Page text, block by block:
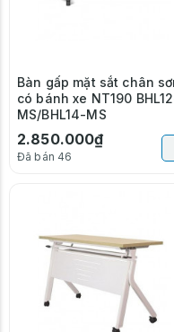
Bàn gấp mặt sắt chân
có bánh xe NT190
MS/BHL14-MS
2.850.000₫
Đã bán 46